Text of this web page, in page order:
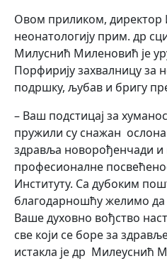
Овом приликом, директор
неонатологију прим. др
Милуснић Миленовић је
Порфирију захвалницу за
подршку, љубав и бригу
– Ваш подстицај за
пружили су снажан
здравља новорођенчади
професионалне
Институту. Са дубоким
благодарношћу желимо
Ваше духовно вођство
све који се боре за
истакла је др Милеуснић